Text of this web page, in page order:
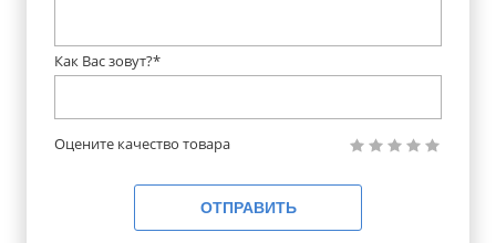
Как Вас зовут?*
Оцените качество товара
ОТПРАВИТЬ